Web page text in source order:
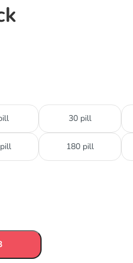
30 pill
180 pill